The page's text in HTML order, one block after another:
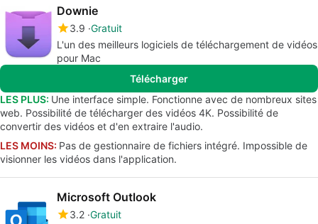
Downie
3.9 Gratuit
L'un des meilleurs logiciels de téléchargement de vidéos
pour Mac
Télécharger
LES PLUS: Une interface simple. Fonctionne avec de nombreux sites
web. Possibilité de télécharger des vidéos 4K. Possibilité de
convertir des vidéos et d'en extraire l'audio.
LES MOINS: Pas de gestionnaire de fichiers intégré. Impossible de
visionner les vidéos dans l'application.
Microsoft Outlook
3.2 Gratuit